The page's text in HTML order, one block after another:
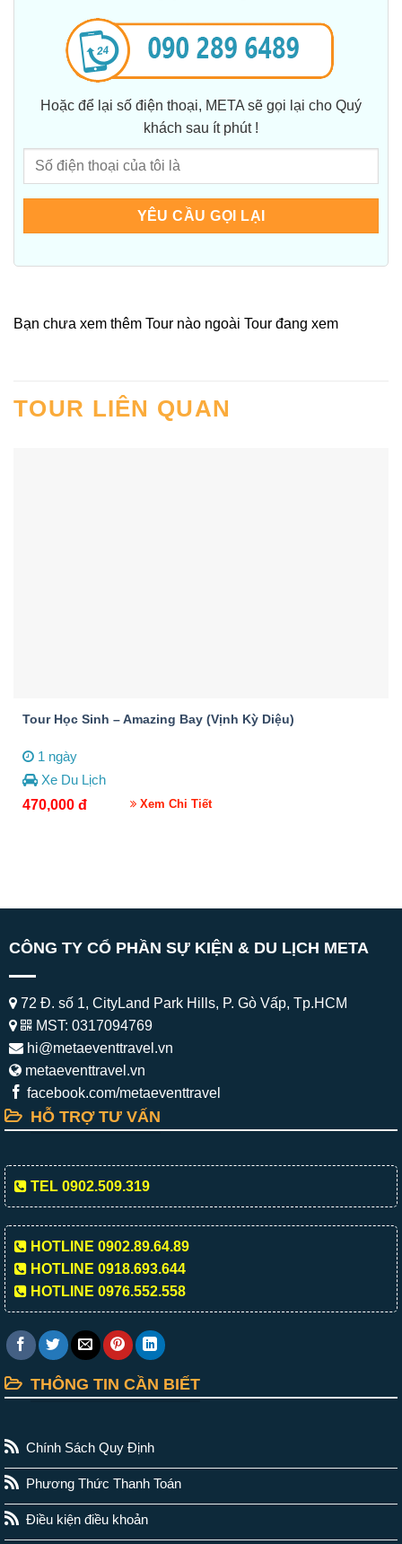
Hoặc để lại số điện thoại, META sẽ gọi lại cho Quý
khách sau ít phút !
Bạn chưa xem thêm Tour nào ngoài Tour đang xem
TOUR LIÊN QUAN
Tour Học Sinh – Amazing Bay (Vịnh Kỳ Diệu)
1 ngày
Xe Du Lịch
470,000đ Xem Chi Tiết
CÔNG TY CỔ PHẦN SỰ KIỆN & DU LỊCH META
72 Đ. số 1, CityLand Park Hills, P. Gò Vấp, Tp.HCM
MST: 0317094769
hi@metaeventtravel.vn
metaeventtravel.vn
facebook.com/metaeventtravel
HỖ TRỢ TƯ VẤN
TEL 0902.509.319
HOTLINE 0902.89.64.89
HOTLINE 0918.693.644
HOTLINE 0976.552.558
THÔNG TIN CẦN BIẾT
Chính Sách Quy Định
Phương Thức Thanh Toán
Điều kiện điều khoản